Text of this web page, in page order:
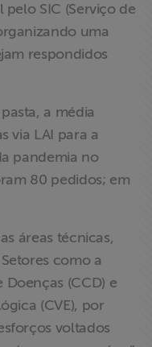
pelo SIC (Serviço de
uma
respondidos
a média
via LAI para a
pandemia no
80 pedidos; em
áreas técnicas,
como a
(CCD) e
(CVE), por
voltados